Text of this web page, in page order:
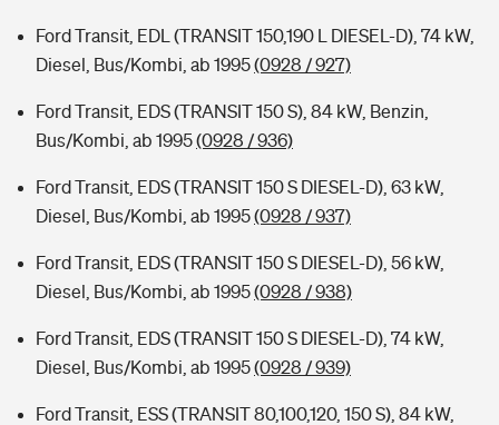
Ford Transit, EDL (TRANSIT 150,190 L DIESEL-D), 74 kW,
Diesel, Bus/Kombi, ab 1995(0928 / 927)
Ford Transit, EDS (TRANSIT 150 S), 84 kW, Benzin,
Bus/Kombi, ab 1995(0928 / 936)
Ford Transit, EDS (TRANSIT 150 S DIESEL-D), 63 kW,
Diesel, Bus/Kombi, ab 1995(0928 / 937)
Ford Transit, EDS (TRANSIT 150 S DIESEL-D), 56 kW,
Diesel, Bus/Kombi, ab 1995(0928 / 938)
Ford Transit, EDS (TRANSIT 150 S DIESEL-D), 74 kW,
Diesel, Bus/Kombi, ab 1995(0928 / 939)
Ford Transit, ESS (TRANSIT 80,100,120, 150 S), 84 kW,